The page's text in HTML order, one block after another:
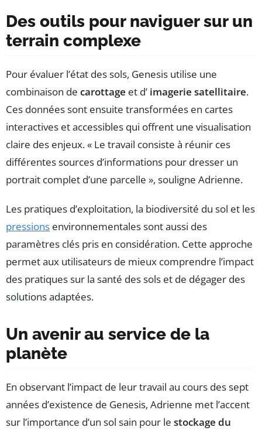
Des outils pour naviguer sur un
terrain complexe
Pour évaluer l’état des sols, Genesis utilise une
combinaison de carottage et d’ imagerie satellitaire.
Ces données sont ensuite transformées en cartes
interactives et accessibles qui offrent une visualisation
claire des enjeux. « Le travail consiste à réunir ces
différentes sources d’informations pour dresser un
portrait complet d’une parcelle », souligne Adrienne.
Les pratiques d’exploitation, la biodiversité du sol et les
pressions environnementales sont aussi des
paramètres clés pris en considération. Cette approche
permet aux utilisateurs de mieux comprendre l’impact
des pratiques sur la santé des sols et de dégager des
solutions adaptées.
Un avenir au service de la
planète
En observant l’impact de leur travail au cours des sept
années d’existence de Genesis, Adrienne met l’accent
sur l’importance d’un sol sain pour le stockage du